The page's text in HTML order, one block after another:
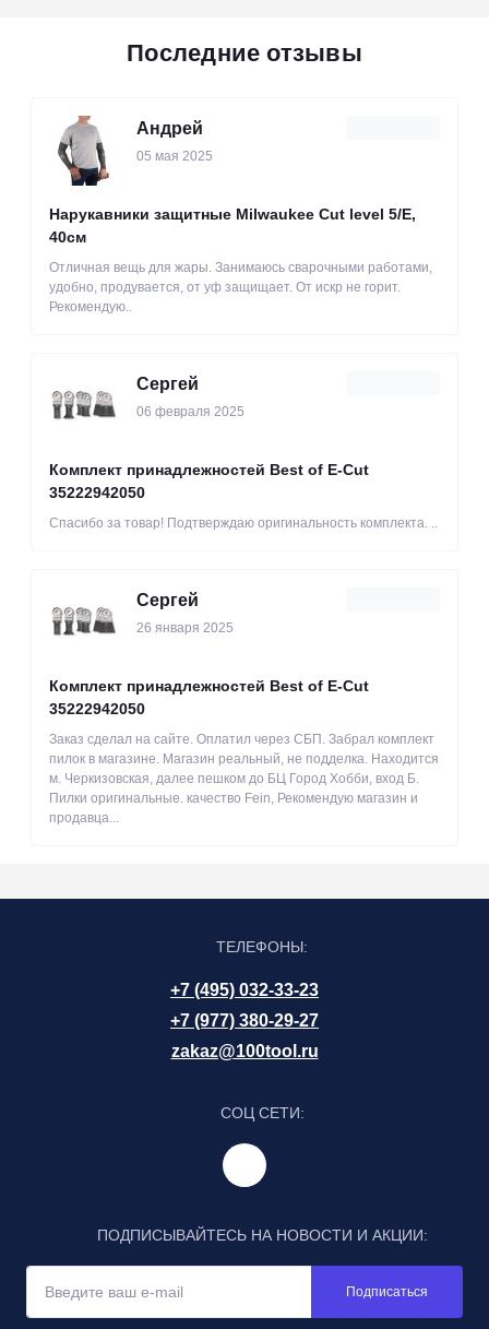
Последние отзывы
Андрей
05 мая 2025
Нарукавники защитные Milwaukee Cut level 5/Е,
40см
Отличная вещь для жары. Занимаюсь сварочными работами,
удобно, продувается, от уф защищает. От искр не горит.
Рекомендую..
Сергей
06 февраля 2025
Комплект принадлежностей Best of E-Cut
35222942050
Спасибо за товар! Подтверждаю оригинальность комплекта. ..
Сергей
26 января 2025
Комплект принадлежностей Best of E-Cut
35222942050
Заказ сделал на сайте. Оплатил через СБП. Забрал комплект
пилок в магазине. Магазин реальный, не подделка. Находится
м. Черкизовская, далее пешком до БЦ Город Хобби, вход Б.
Пилки оригинальные. качество Fein, Рекомендую магазин и
продавца...
ТЕЛЕФОНЫ:
+7 (495) 032-33-23
+7 (977) 380-29-27
zakaz@100tool.ru
СОЦ СЕТИ:
ПОДПИСЫВАЙТЕСЬ НА НОВОСТИ И АКЦИИ:
Подписаться